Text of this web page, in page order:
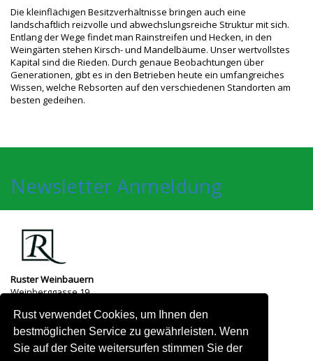
Rust verwendet Cookies, um Ihnen den
bestmöglichen Service zu gewährleisten. Wenn
Sie auf der Seite weitersurfen stimmen Sie der
Die kleinflächigen Besitzverhältnisse bringen auch eine
landschaftlich reizvolle und abwechslungsreiche Struktur mit sich.
Entlang der Wege findet man Rainstreifen und Hecken, in den
Weingärten stehen Kirsch- und Mandelbäume. Unser wertvollstes
Kapital sind die Rieden. Durch genaue Beobachtungen über
Generationen, gibt es in den Betrieben heute ein umfangreiches
Wissen, welche Rebsorten auf den verschiedenen Standorten am
besten gedeihen.
Newsletter Anmeldung
Ruster Weinbauern
Weinberggasse 19
Tel:+43 664 548 72 68
Mail:tremmel@weinbau-tremmel.at